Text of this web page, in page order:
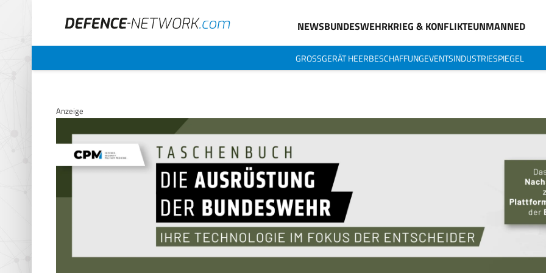
NEWSBUNDESWEHRKRIEG & KONFLIKTEUNMANNED
GROSSGERÄT HEERBESCHAFFUNGEVENTSINDUSTRIESPIEGEL
Anzeige